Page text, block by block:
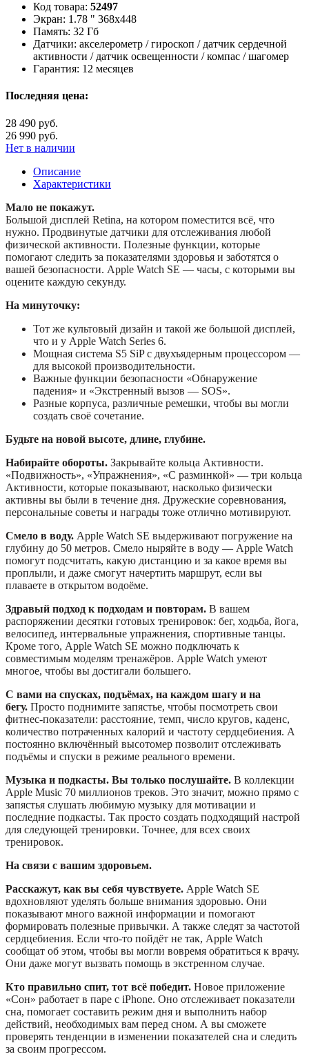
Код товара: 52497
Экран: 1.78 " 368x448
Память: 32 Гб
Датчики: акселерометр / гироскоп / датчик сердечной
активности / датчик освещенности / компас / шагомер
Гарантия: 12 месяцев
Последняя цена:
28 490 руб.
26 990 руб.
Нет в наличии
Описание
Характеристики
Мало не покажут.
Большой дисплей Retina, на котором поместится всё, что
нужно. Продвинутые датчики для отслеживания любой
физической активности. Полезные функции, которые
помогают следить за показателями здоровья и заботятся о
вашей безопасности. Apple Watch SE — часы, с которыми вы
оцените каждую секунду.
На минуточку:
Тот же культовый дизайн и такой же большой дисплей,
что и у Apple Watch Series 6.
Мощная система S5 SiP с двухъядерным процессором —
для высокой производительности.
Важные функции безопасности «Обнаружение
падения» и «Экстренный вызов — SOS».
Разные корпуса, различные ремешки, чтобы вы могли
создать своё сочетание.
Будьте на новой высоте, длине, глубине.
Набирайте обороты. Закрывайте кольца Активности.
«Подвижность», «Упражнения», «С разминкой» — три кольца
Активности, которые показывают, насколько физически
активны вы были в течение дня. Дружеские соревнования,
персональные советы и награды тоже отлично мотивируют.
Смело в воду. Apple Watch SE выдерживают погружение на
глубину до 50 метров. Смело ныряйте в воду — Apple Watch
помогут подсчитать, какую дистанцию и за какое время вы
проплыли, и даже смогут начертить маршрут, если вы
плаваете в открытом водоёме.
Здравый подход к подходам и повторам. В вашем
распоряжении десятки готовых тренировок: бег, ходьба, йога,
велосипед, интервальные упражнения, спортивные танцы.
Кроме того, Apple Watch SE можно подключать к
совместимым моделям тренажёров. Apple Watch умеют
многое, чтобы вы достигали большего.
С вами на спусках, подъёмах, на каждом шагу и на
бегу. Просто поднимите запястье, чтобы посмотреть свои
фитнес-показатели: расстояние, темп, число кругов, каденс,
количество потраченных калорий и частоту сердцебиения. А
постоянно включённый высотомер позволит отслеживать
подъёмы и спуски в режиме реального времени.
Музыка и подкасты. Вы только послушайте. В коллекции
Apple Music 70 миллионов треков. Это значит, можно прямо с
запястья слушать любимую музыку для мотивации и
последние подкасты. Так просто создать подходящий настрой
для следующей тренировки. Точнее, для всех своих
тренировок.
На связи с вашим здоровьем.
Расскажут, как вы себя чувствуете. Apple Watch SE
вдохновляют уделять больше внимания здоровью. Они
показывают много важной информации и помогают
формировать полезные привычки. А также следят за частотой
сердцебиения. Если что‑то пойдёт не так, Apple Watch
сообщат об этом, чтобы вы могли вовремя обратиться к врачу.
Они даже могут вызвать помощь в экстренном случае.
Кто правильно спит, тот всё победит. Новое приложение
«Сон» работает в паре с iPhone. Оно отслеживает показатели
сна, помогает составить режим дня и выполнить набор
действий, необходимых вам перед сном. А вы сможете
проверять тенденции в изменении показателей сна и следить
за своим прогрессом.